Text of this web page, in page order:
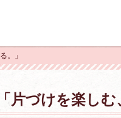
。」
片づけを楽しむ